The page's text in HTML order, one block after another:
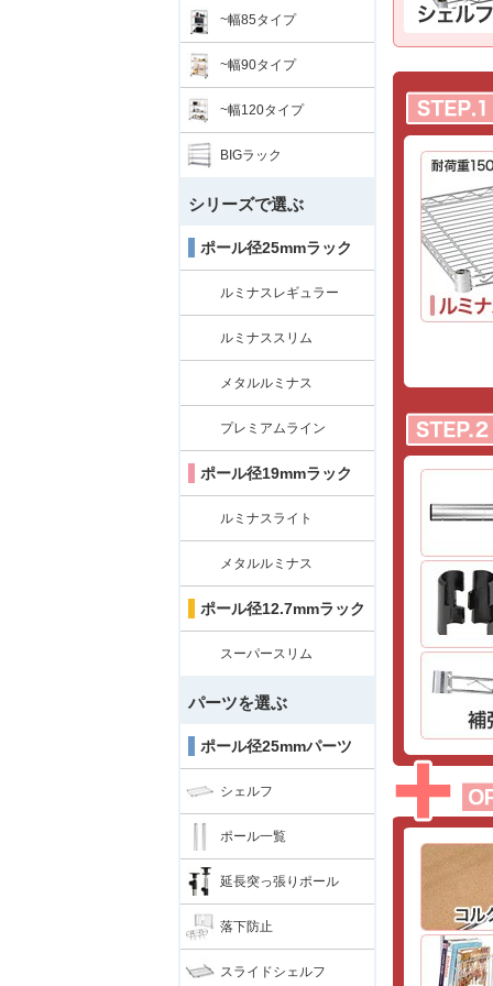
~幅85タイプ
~幅90タイプ
~幅120タイプ
BIGラック
シリーズで選ぶ
ポール径25mmラック
ルミナスレギュラー
ルミナススリム
メタルルミナス
プレミアムライン
ポール径19mmラック
ルミナスライト
メタルルミナス
ポール径12.7mmラック
スーパースリム
パーツを選ぶ
ポール径25mmパーツ
シェルフ
ポール一覧
延長突っ張りポール
落下防止
スライドシェルフ